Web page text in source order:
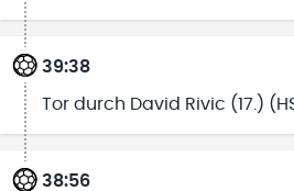
39:38
Tor durch David Rivic (17.)
38:56